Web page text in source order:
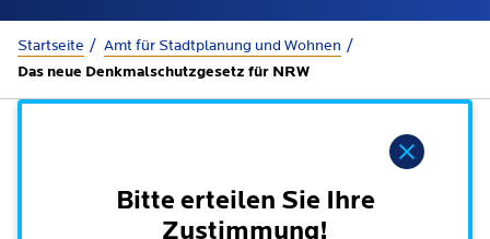
Startseite Amt für Stadtplanung und Wohnen
Das neue Denkmalschutzgesetz für NRW
Bitte erteilen Sie Ihre
Zustimmung!
Rathaus
Online-Terminbuchung
Dienstleistungen nach Lebenslagen